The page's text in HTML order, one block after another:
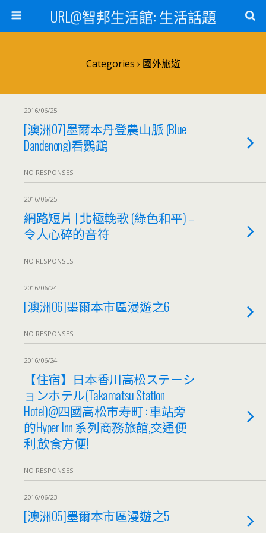
URL@智邦生活館: 生活話題
Categories › 國外旅遊
2016/06/25
[澳洲07]墨爾本丹登農山脈 (Blue
Dandenong)看鸚鵡
NO RESPONSES
2016/06/25
網路短片 | 北極輓歌 (綠色和平) –
令人心碎的音符
NO RESPONSES
2016/06/24
[澳洲06]墨爾本市區漫遊之6
NO RESPONSES
2016/06/24
【住宿】日本香川高松ステーシ
ョンホテル(Takamatsu Station
Hotel)@四國高松市寿町 : 車站旁
的Hyper Inn 系列商務旅館,交通便
利,飲食方便!
NO RESPONSES
2016/06/23
[澳洲05]墨爾本市區漫遊之5